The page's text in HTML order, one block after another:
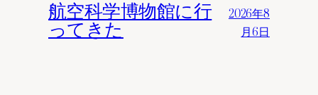
航空科学博物館に行
ってきた
2026年8
月6日